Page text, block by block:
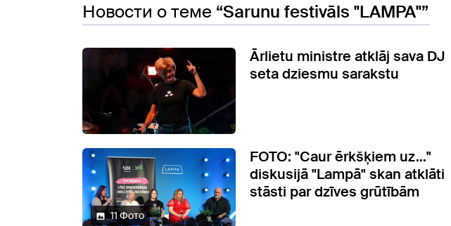
Новости о теме “Sarunu festivāls "LAMPA"”
Ārlietu ministre atklāj sava DJ
seta dziesmu sarakstu
11 Фото
FOTO: "Caur ērkšķiem uz..."
diskusijā "Lampā" skan atklāti
stāsti par dzīves grūtībām